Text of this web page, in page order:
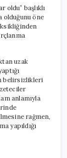
oldu” başlıklı
olduğunu öne
uzak
belirsizlikleri
anlamıyla
rağmen,
yapıldığı